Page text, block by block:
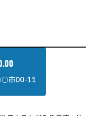
市00-11